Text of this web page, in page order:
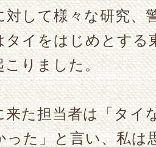
対して様々な研究、
タイをはじめとする
こりました。
来た担当者は「タイ
った」と言い、私は